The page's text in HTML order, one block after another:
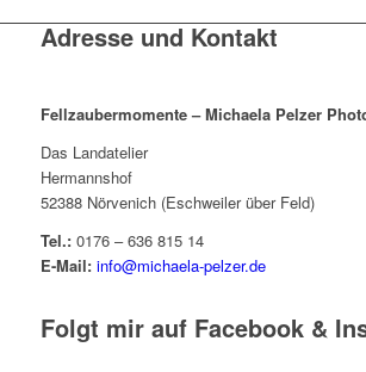
Adresse und Kontakt
Fellzaubermomente –Michaela Pelzer
Das Landatelier
Hermannshof
52388 Nörvenich (Eschweiler über Feld)
Tel.:0176 – 636 815 14
E-Mail: info@michaela-pelzer.de
Folgt mir auf Facebook &